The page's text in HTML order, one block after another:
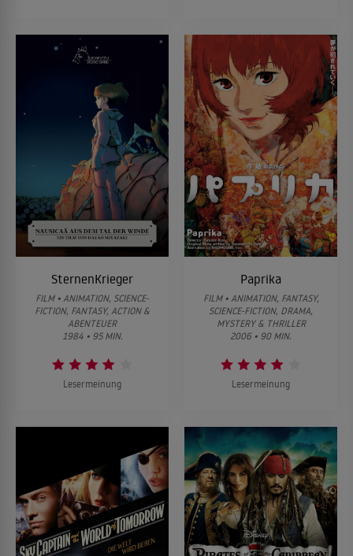
SternenKrieger
FILM • ANIMATION, SCIENCE-
FICTION, FANTASY, ACTION &
ABENTEUER
1984 • 95 MIN.
Lesermeinung
Paprika
FILM • ANIMATION, FANTASY,
SCIENCE-FICTION, DRAMA,
MYSTERY & THRILLER
2006 • 90 MIN.
Lesermeinung